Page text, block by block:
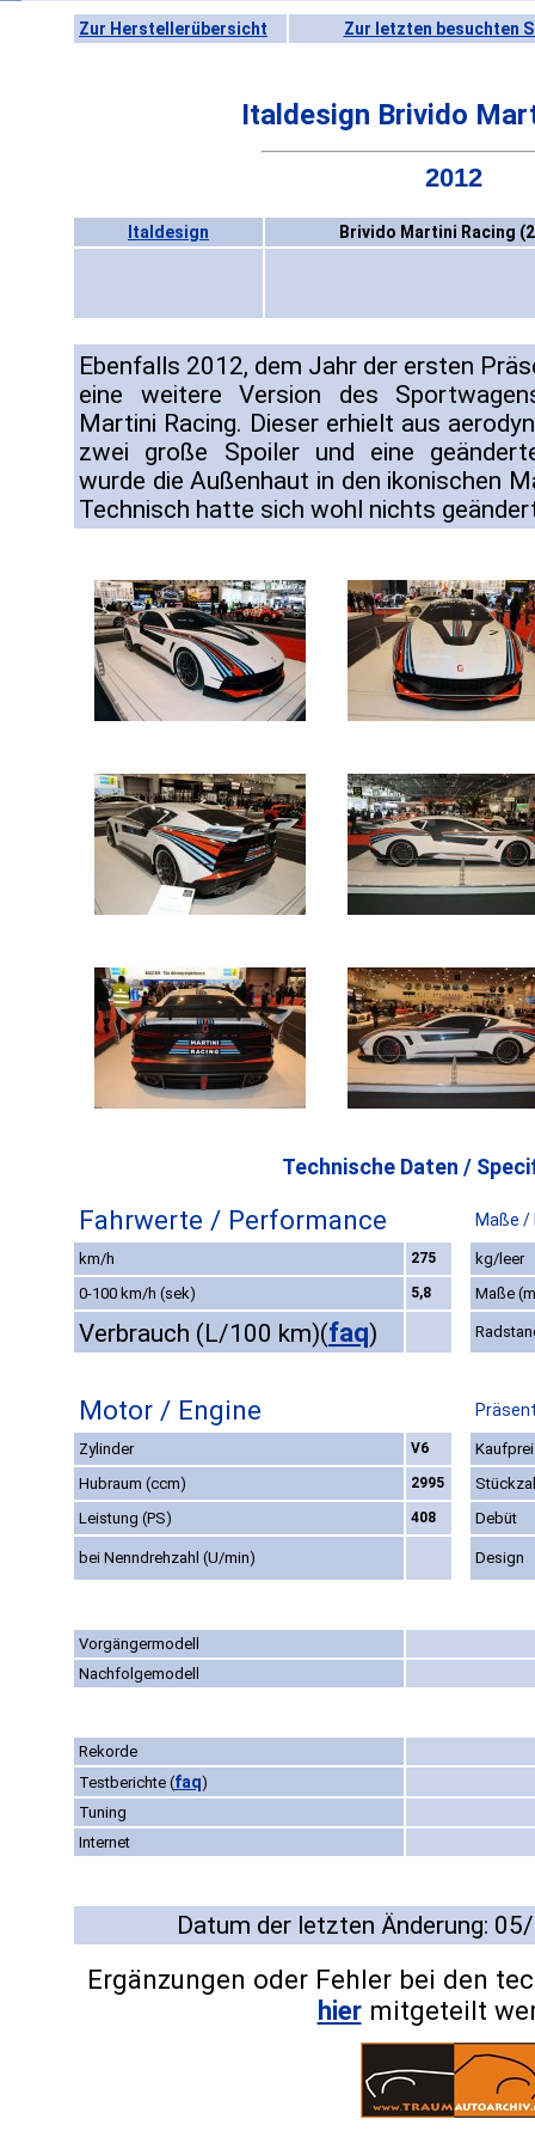
Zur Herstellerübersicht Zur letzten besuchten
Italdesign Brivido
2012
Italdesign Brivido Martini Racing
Ebenfalls 2012, dem Jahr der ersten
eine weitere Version des
Martini Racing. Dieser erhielt aus
zwei große Spoiler und eine
wurde die Außenhaut in den ikonischen
Technisch hatte sich wohl nichts
Technische Daten /
Fahrwerte / Performance Maße /
km/h 275
kg/leer
0-100 km/h (sek)
5,8 Maße
Verbrauch (L/100 km)(faq)
Motor / Engine
Zylinder V6
Hubraum (ccm)
2995
Leistung (PS)
408 Debüt
bei Nenndrehzahl (U/min) Design
Vorgängermodell
Nachfolgemodell
Rekorde
Testberichte (faq)
Tuning
Internet
Datum der letzten Änderung:
Ergänzungen oder Fehler bei den
hiermitgeteilt